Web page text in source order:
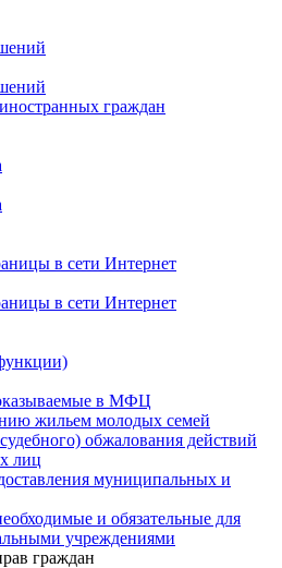
граждан
в сети Интернет
в сети Интернет
в МФЦ
жильем молодых семей
обжалования действий
лиц
муниципальных и
и обязательные для
учреждениями
граждан